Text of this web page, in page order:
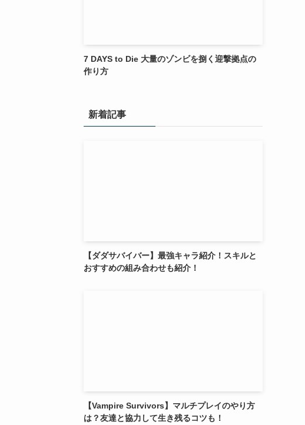
7 DAYS to Die 大量のゾンビを捌く迎撃拠点の
作り方
新着記事
【ダダサバイバー】最強キャラ紹介！スキルと
おすすめの組み合わせも紹介！
【Vampire Survivors】マルチプレイのやり方
は？友達と協力して生き残るコツも！